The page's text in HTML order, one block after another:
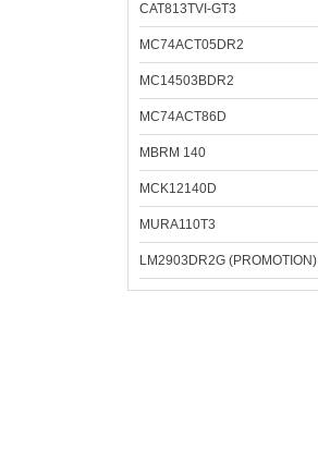
CAT813TVI-GT3
MC74ACT05DR2
MC14503BDR2
MC74ACT86D
MBRM 140
MCK12140D
MURA110T3
LM2903DR2G (PROMOTION)